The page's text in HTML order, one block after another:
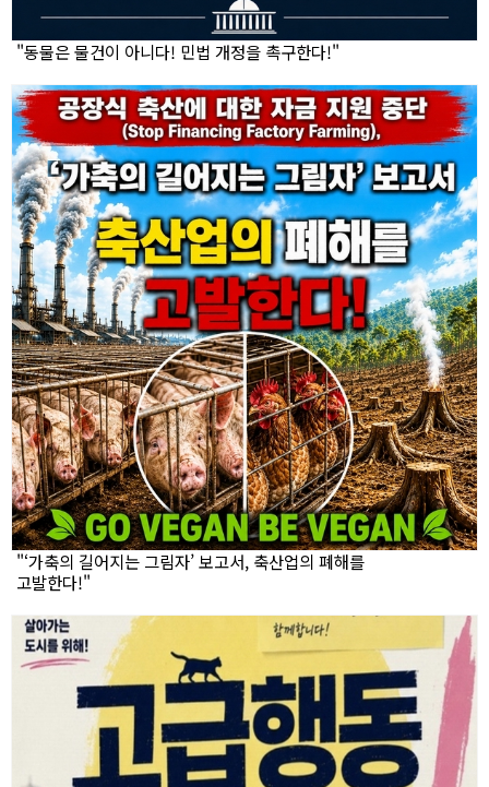
"동물은 물건이 아니다! 민법 개정을 촉구한다!"
"‘가축의 길어지는 그림자’ 보고서, 축산업의 폐해를
고발한다!"